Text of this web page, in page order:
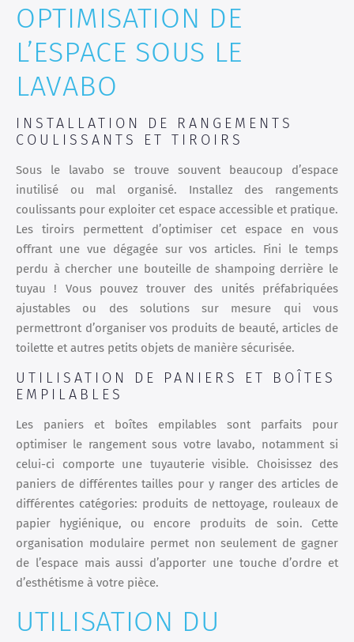
OPTIMISATION DE
L’ESPACE SOUS LE
LAVABO
INSTALLATION DE RANGEMENTS
COULISSANTS ET TIROIRS
Sous le lavabo se trouve souvent beaucoup d’espace
inutilisé ou mal organisé. Installez des rangements
coulissants pour exploiter cet espace accessible et pratique.
Les tiroirs permettent d’optimiser cet espace en vous
offrant une vue dégagée sur vos articles. Fini le temps
perdu à chercher une bouteille de shampoing derrière le
tuyau ! Vous pouvez trouver des unités préfabriquées
ajustables ou des solutions sur mesure qui vous
permettront d’organiser vos produits de beauté, articles de
toilette et autres petits objets de manière sécurisée.
UTILISATION DE PANIERS ET BOÎTES
EMPILABLES
Les paniers et boîtes empilables sont parfaits pour
optimiser le rangement sous votre lavabo, notamment si
celui-ci comporte une tuyauterie visible. Choisissez des
paniers de différentes tailles pour y ranger des articles de
différentes catégories: produits de nettoyage, rouleaux de
papier hygiénique, ou encore produits de soin. Cette
organisation modulaire permet non seulement de gagner
de l’espace mais aussi d’apporter une touche d’ordre et
d’esthétisme à votre pièce.
UTILISATION DU